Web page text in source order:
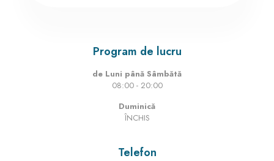
Program de lucru
de Luni până Sâmbătă
08:00 - 20:00
Duminică
ÎNCHIS
Telefon